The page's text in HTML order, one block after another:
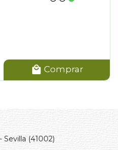
Comprar
Sevilla (41002)